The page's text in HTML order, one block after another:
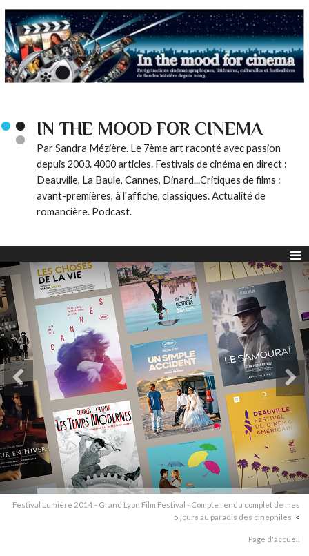
IN THE MOOD FOR CINEMA
Par Sandra Mézière. Le 7ème art raconté avec passion
depuis 2003. 4000 articles. Festivals de cinéma en direct :
Deauville, La Baule, Cannes, Dinard...Critiques de films :
avant-premières, à l'affiche, classiques. Actualité de
romancière. Podcast.
Festival Lumière 2014 - Grand Lyon Film Festival - Compte rendu complet de mes
5 jours au paradis des cinéphiles
Page d'accueil